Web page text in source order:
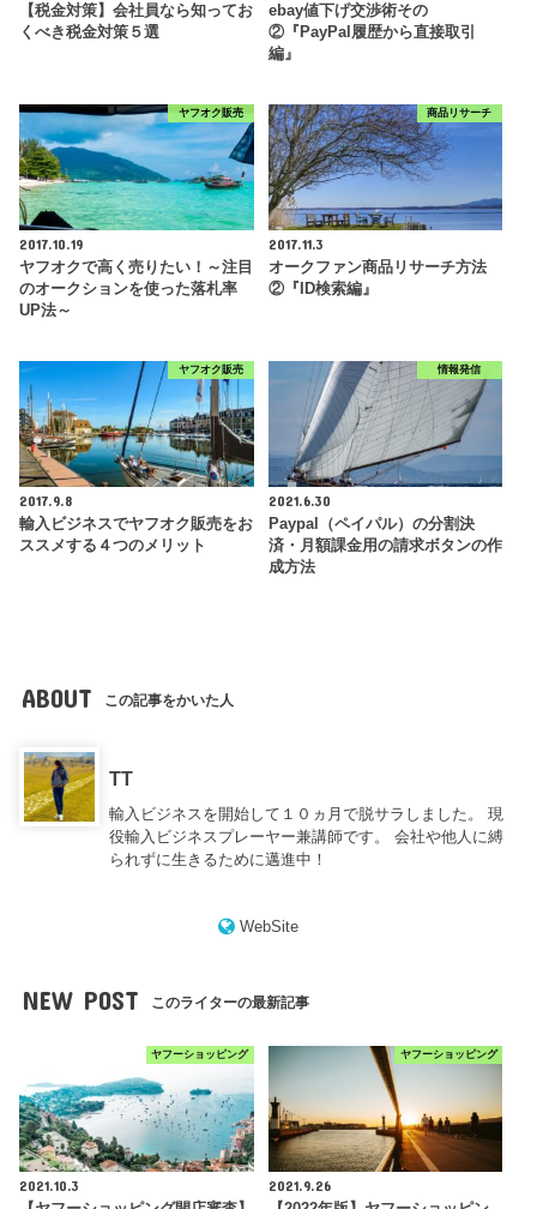
【税金対策】会社員なら知ってお
くべき税金対策５選
ebay値下げ交渉術その
②『PayPal履歴から直接取引
編』
ヤフオク販売
2017.10.19
ヤフオクで高く売りたい！～注目
のオークションを使った落札率
UP法～
商品リサーチ
2017.11.3
オークファン商品リサーチ方法
②『ID検索編』
ヤフオク販売
2017.9.8
輸入ビジネスでヤフオク販売をお
ススメする４つのメリット
情報発信
2021.6.30
Paypal（ペイパル）の分割決
済・月額課金用の請求ボタンの作
成方法
ABOUT この記事をかいた人
TT
輸入ビジネスを開始して１０ヵ月で脱サラしました。 現
役輸入ビジネスプレーヤー兼講師です。 会社や他人に縛
られずに生きるために邁進中！
WebSite
NEW POST このライターの最新記事
ヤフーショッピング
2021.10.3
ヤフーショッピング
2021.9.26